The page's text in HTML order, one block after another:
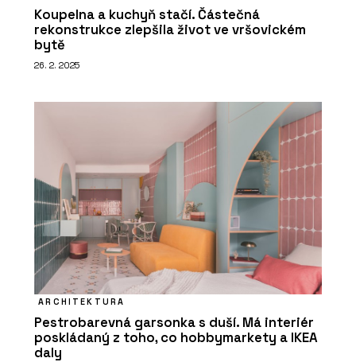
Koupelna a kuchyň stačí. Částečná
rekonstrukce zlepšila život ve vršovickém
bytě
26. 2. 2025
ARCHITEKTURA
Pestrobarevná garsonka s duší. Má interiér
poskládaný z toho, co hobbymarkety a IKEA
daly